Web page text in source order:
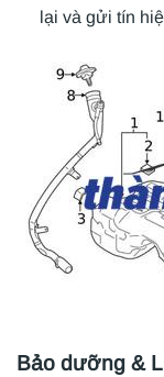
lại và gửi tín
Bảo dưỡng &